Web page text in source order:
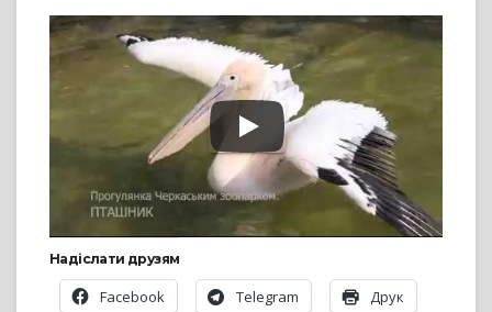
Надіслати друзям
Facebook Telegram Друк